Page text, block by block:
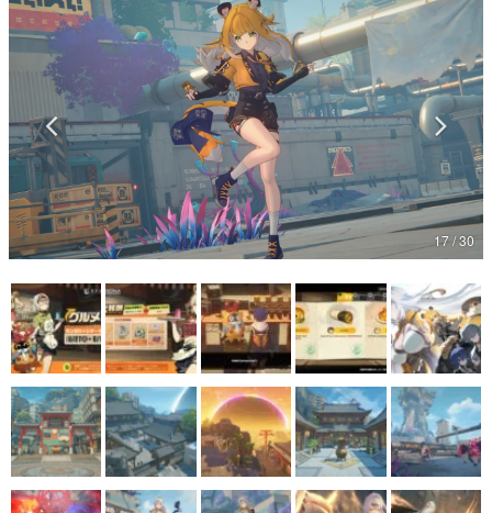
なんでゲームは面白い？
ゲーム開発者・hamatsu氏がゲームの魅力を画面や操作の
具体的な形から解き明かしていく、硬派で骨太な評論連載
です。
ゲームが変えた日本語
「経験値」「裏技」「ラスボス」… ゲームにまつわる言葉
の起源や用法の変遷を、コンピューター文化史研究家・タ
イニーP氏が徹底調査。
カテゴリ
マンガ
女性向け
アプリレビュー
その他
電ファミニコゲーマーとは？
17 / 30